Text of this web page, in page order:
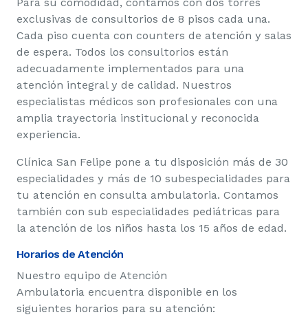
exclusivas de consultorios de 8 pisos cada una.
Cada piso cuenta con counters de atención y salas
de espera. Todos los consultorios están
adecuadamente implementados para una
atención integral y de calidad. Nuestros
especialistas médicos son profesionales con una
amplia trayectoria institucional y reconocida
experiencia.
Clínica San Felipe pone a tu disposición más de 30
especialidades y más de 10 subespecialidades para
tu atención en consulta ambulatoria. Contamos
también con sub especialidades pediátricas para
la atención de los niños hasta los 15 años de edad.
Horarios de Atención
Nuestro equipo de Atención
Ambulatoria encuentra disponible en los
siguientes horarios para su atención: